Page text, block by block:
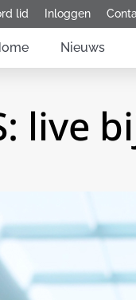
lid Inloggen
Nieuws
live